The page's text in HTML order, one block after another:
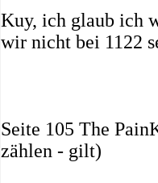
Kuy, ich glaub ich
wir nicht bei 1122
Seite 105 The
zählen - gilt)